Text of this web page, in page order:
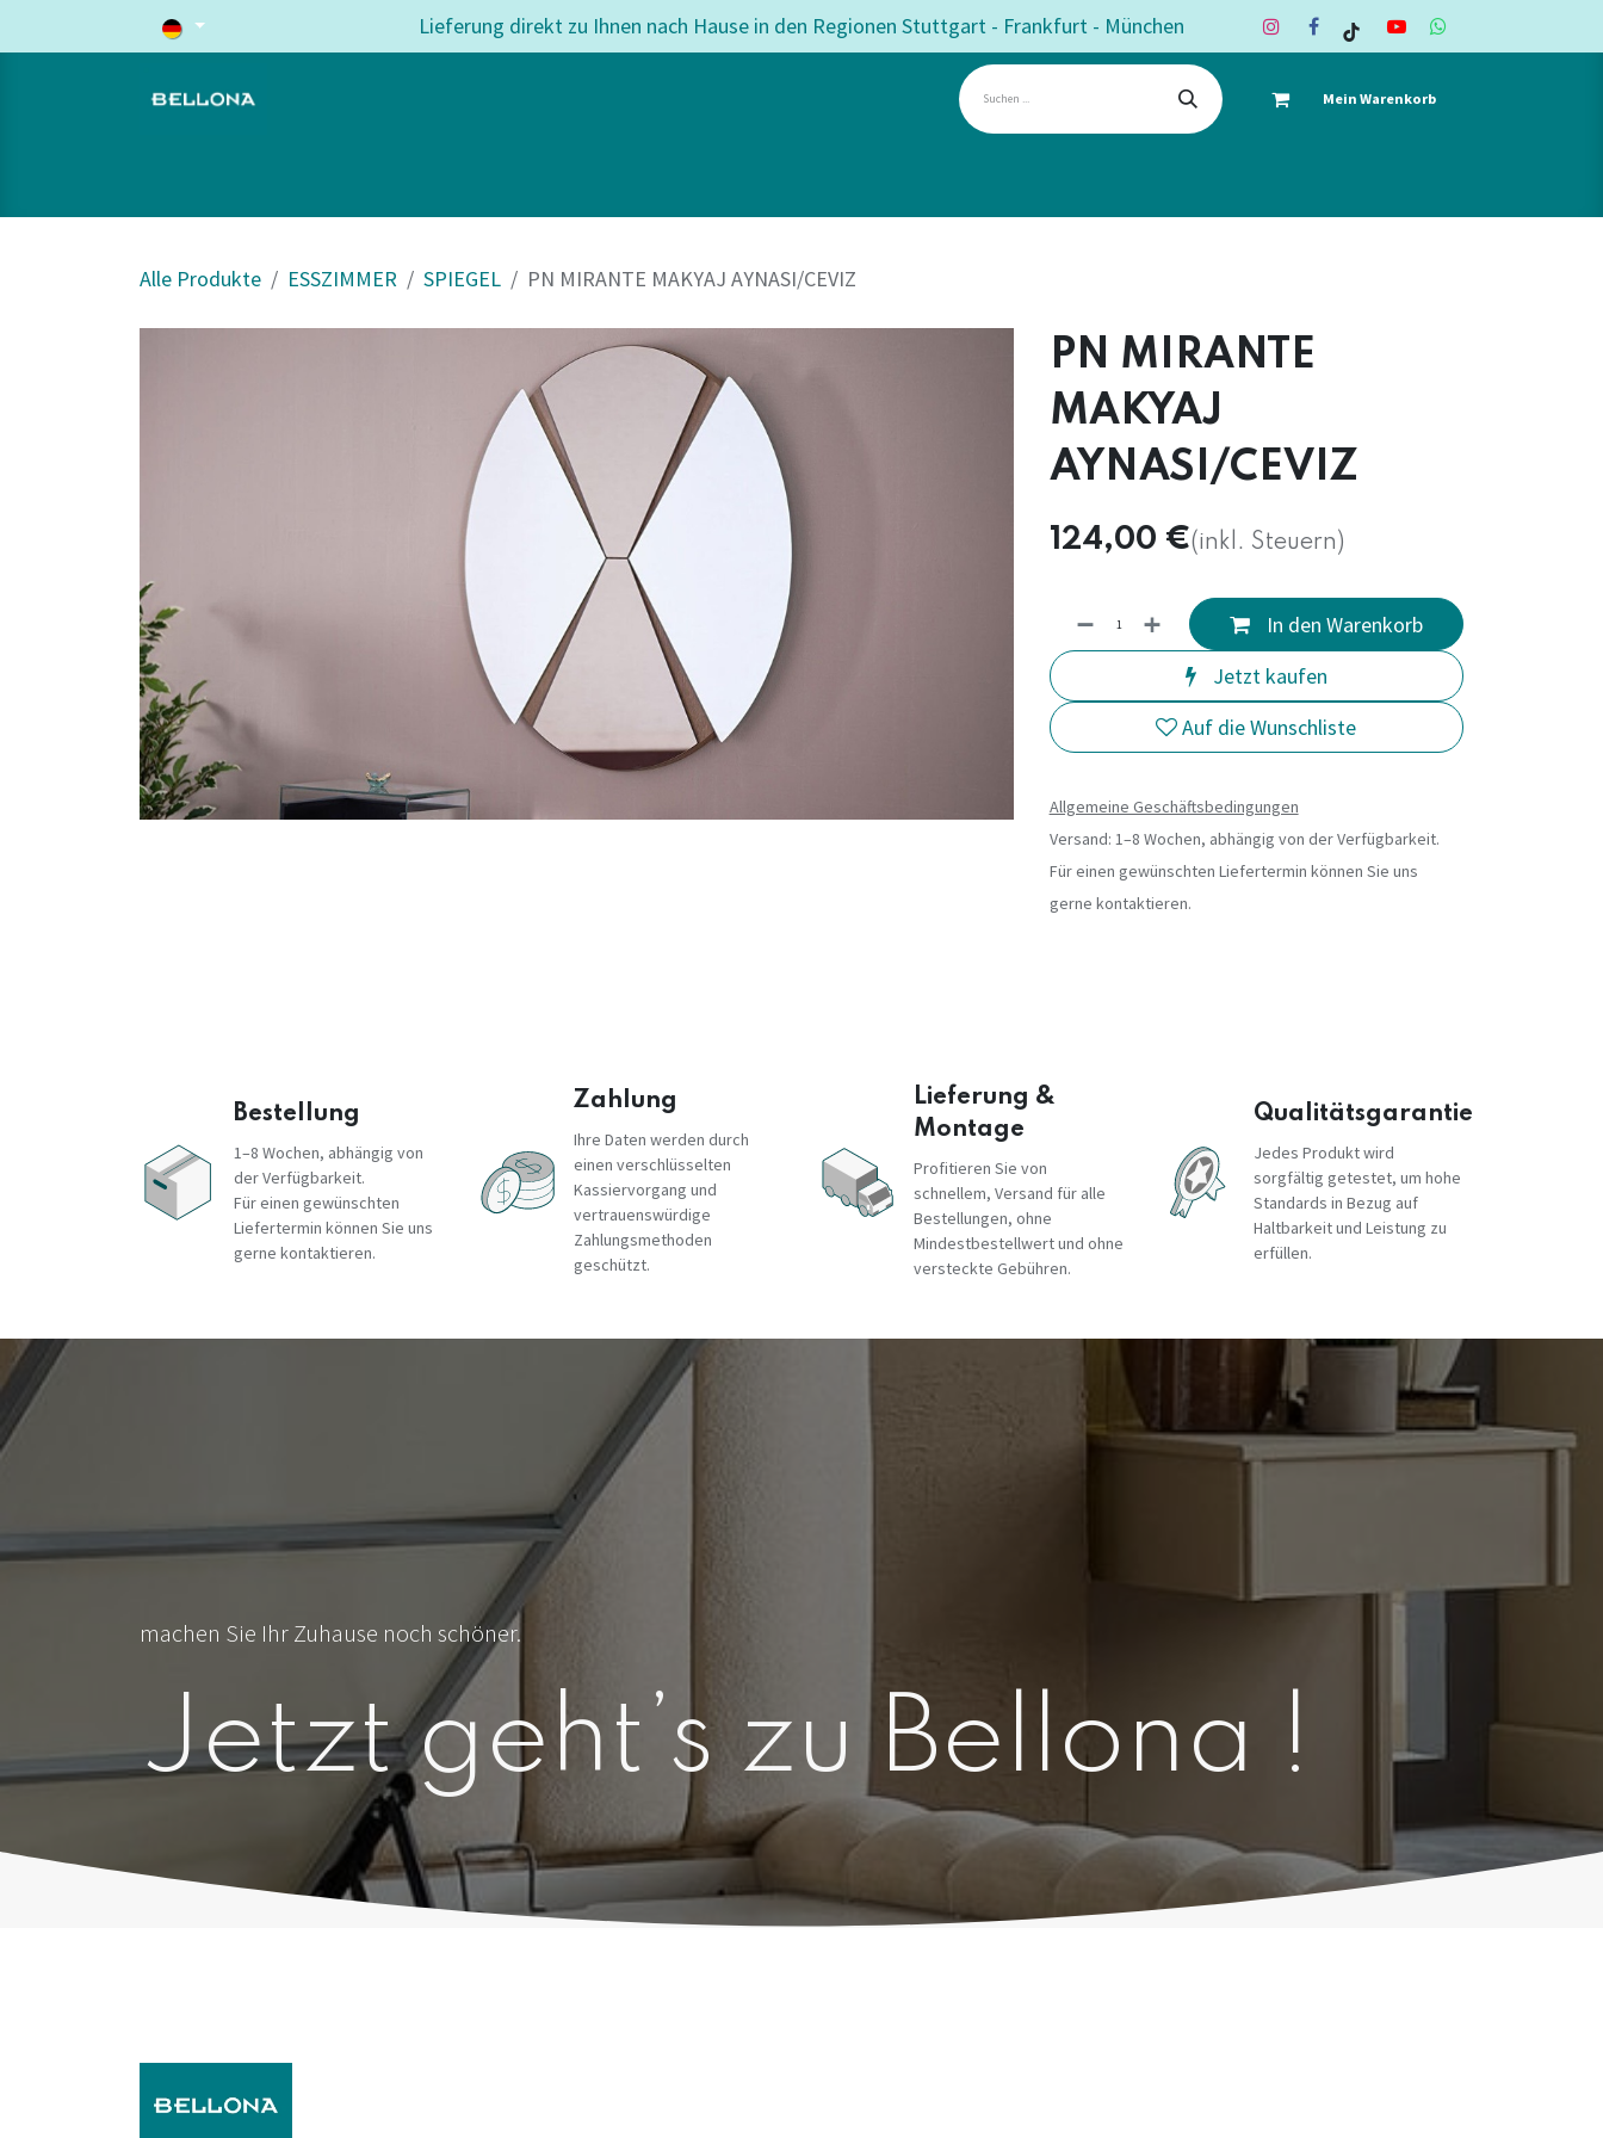
Zum Inhalt springen Lieferung direkt zu Ihnen nach Hause in den Regionen Stuttgart - Frankfurt - München
Mein Warenkorb
Alle Produkte ESSZIMMER SPIEGEL PN MIRANTE MAKYAJ AYNASI/CEVIZ
PN MIRANTE
MAKYAJ
AYNASI/CEVIZ
124,00 €(inkl. Steuern)
In den Warenkorb
Jetzt kaufen
Auf die Wunschliste
Allgemeine Geschäftsbedingungen
Versand: 1–8 Wochen, abhängig von der Verfügbarkeit.
Für einen gewünschten Liefertermin können Sie uns
gerne kontaktieren.
Bestellung
1–8 Wochen, abhängig von
der Verfügbarkeit.
Für einen gewünschten
Liefertermin können Sie uns
gerne kontaktieren.
Zahlung
Ihre Daten werden durch
einen verschlüsselten
Kassiervorgang und
vertrauenswürdige
Zahlungsmethoden
geschützt.
Lieferung &
Montage
Profitieren Sie von
schnellem, Versand für alle
Bestellungen, ohne
Mindestbestellwert und ohne
versteckte Gebühren.
Qualitätsgarantie
Jedes Produkt wird
sorgfältig getestet, um hohe
Standards in Bezug auf
Haltbarkeit und Leistung zu
erfüllen.
machen Sie Ihr Zuhause noch schöner.
Jetzt geht’s zu Bellona !